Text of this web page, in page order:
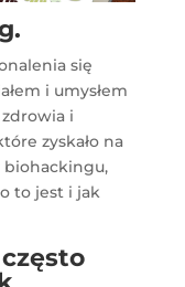
się
i umysłem
i
zyskało na
biohackingu,
to jest i jak